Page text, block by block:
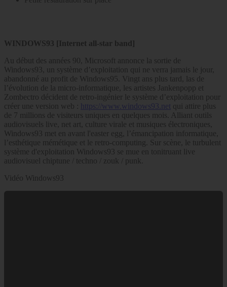
WINDOWS93 [Internet all-star band]
Au début des années 90, Microsoft annonce la sortie de
Windows93, un système d’exploitation qui ne verra jamais le jour,
abandonné au profit de Windows95. Vingt ans plus tard, las de
l’évolution de la micro-informatique, les artistes Jankenpopp et
Zombectro décident de retro-ingénier le système d’exploitation pour
créer une version web :
https://www.windows93.net qui attire plus
de 7 millions de visiteurs uniques en quelques mois. Alliant outils
audiovisuels live, net art, culture virale et musiques électroniques,
Windows93 met en avant l'easter egg, l’émancipation informatique,
l’esthétique mémétique et le retro-computing. Sur scène, le turbulent
système d'exploitation Windows93 se mue en tonitruant live
audiovisuel chiptune / techno / zouk / punk.
Vidéo Windows93